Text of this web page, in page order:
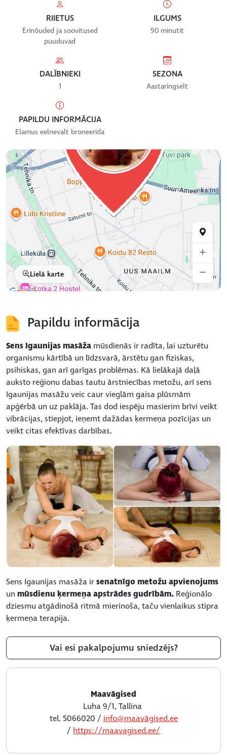
RIIETUS
Erinõuded ja soovitused
puuduvad
ILGUMS
90 minutit
DALĪBNIEKI
1
SEZONA
Aastaringselt
PAPILDU INFORMĀCIJA
Elamus eelnevalt broneerida
Lielā karte
Papildu informācija
Sens Igaunijas masāža mūsdienās ir radīta, lai uzturētu
organismu kārtībā un līdzsvarā, ārstētu gan fiziskas,
psihiskas, gan arī garīgas problēmas. Kā lielākajā daļā
auksto reģionu dabas tautu ārstniecības metožu, arī sens
Igaunijas masāžu veic caur vieglām gaisa plūsmām
apģērbā un uz paklāja. Tas dod iespēju masierim brīvi veikt
vibrācijas, stiepjot, ieņemt dažādas ķermeņa pozīcijas un
veikt citas efektīvas darbības.
Sens Igaunijas masāža irsenatnīgo metožu apvienojums
un mūsdienu ķermeņa apstrādes gudrībām. Reģionālo
dziesmu atgādinošā ritmā mierinoša, taču vienlaikus stipra
ķermeņa terapija.
Vai esi pakalpojumu sniedzējs?
Maavāgised
Luha 9/1, Tallina
tel. 5066020 / info@maavāgised.ee
/ https://maavagised.ee/